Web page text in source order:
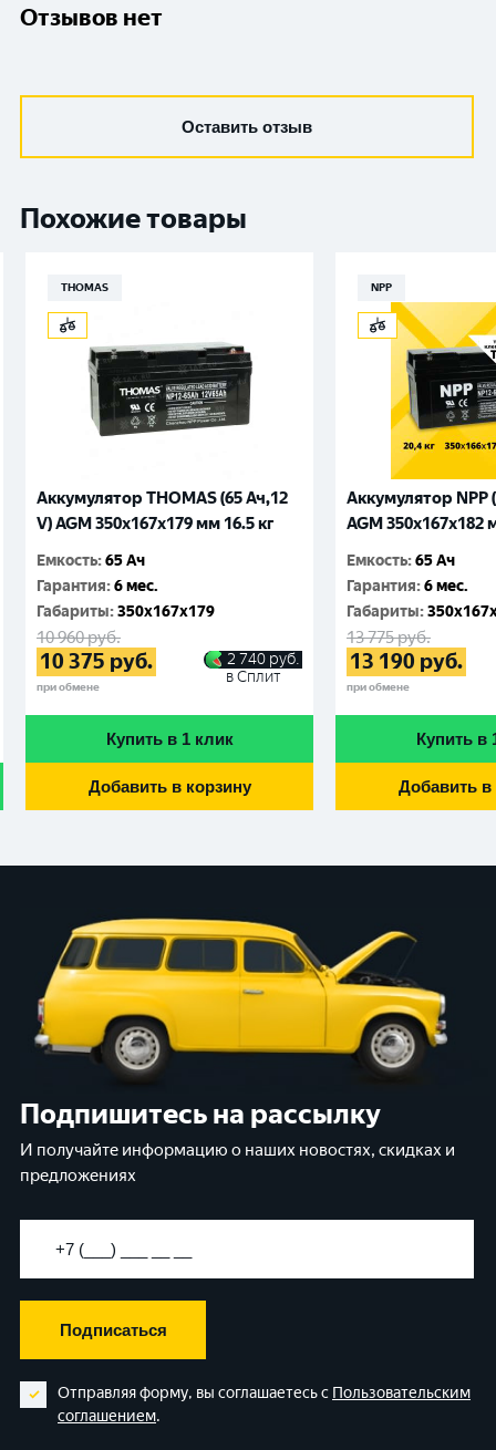
Отзывов нет
Оставить отзыв
Похожие товары
THOMAS
Аккумулятор THOMAS (65 Ач,12
V) AGM 350x167x179 мм 16.5 кг
Емкость:65 Ач
Гарантия:6 мес.
Габариты:350x167x179
10 960руб.
10 375 руб.
при обмене
2 740 руб.
в Сплит
Купить в 1 клик
Добавить в корзину
NPP
Аккумулятор NPP
AGM 350x167x182
Емкость:65 Ач
Гарантия:6 мес.
Габариты:
13 775руб.
13 190 руб.
при обмене
Купить в
Добавить в
Подпишитесь на рассылку
И получайте информацию о наших новостях, скидках и
предложениях
Подписаться
Отправляя форму, вы соглашаетесь с Пользовательским
соглашением.